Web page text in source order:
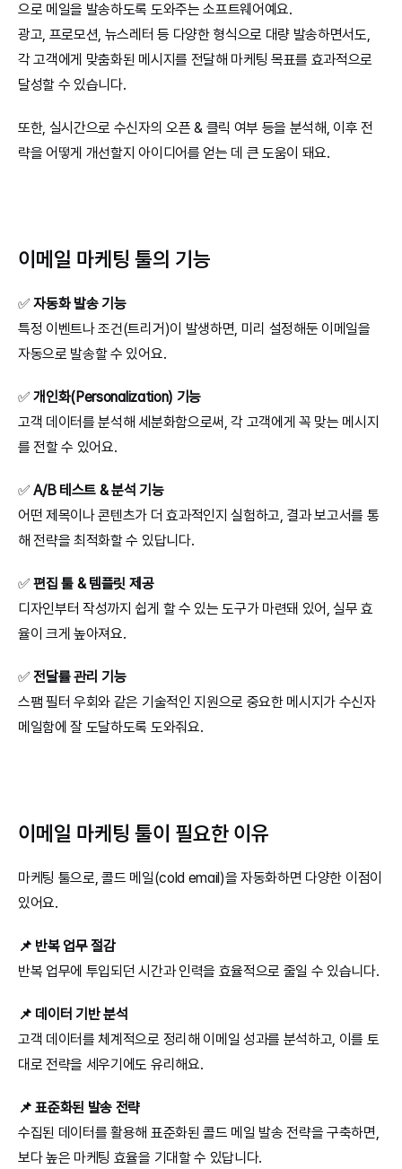
으로 메일을 발송하도록 도와주는 소프트웨어예요.
광고, 프로모션, 뉴스레터 등 다양한 형식으로 대량 발송하면서도,
각 고객에게 맞춤화된 메시지를 전달해 마케팅 목표를 효과적으로
달성할 수 있습니다.
또한, 실시간으로 수신자의 오픈 & 클릭 여부 등을 분석해, 이후 전
략을 어떻게 개선할지 아이디어를 얻는 데 큰 도움이 돼요.
이메일 마케팅 툴의 기능
✅ 자동화 발송 기능
특정 이벤트나 조건(트리거)이 발생하면, 미리 설정해둔 이메일을
자동으로 발송할 수 있어요.
✅ 개인화(Personalization) 기능
고객 데이터를 분석해 세분화함으로써, 각 고객에게 꼭 맞는 메시지
를 전할 수 있어요.
✅ A/B 테스트 & 분석 기능
어떤 제목이나 콘텐츠가 더 효과적인지 실험하고, 결과 보고서를 통
해 전략을 최적화할 수 있답니다.
✅ 편집 툴 & 템플릿 제공
디자인부터 작성까지 쉽게 할 수 있는 도구가 마련돼 있어, 실무 효
율이 크게 높아져요.
✅ 전달률 관리 기능
스팸 필터 우회와 같은 기술적인 지원으로 중요한 메시지가 수신자
메일함에 잘 도달하도록 도와줘요.
이메일 마케팅 툴이 필요한 이유
마케팅 툴으로, 콜드 메일(cold email)을 자동화하면 다양한 이점이
있어요.
📌 반복 업무 절감
반복 업무에 투입되던 시간과 인력을 효율적으로 줄일 수 있습니다.
📌 데이터 기반 분석
고객 데이터를 체계적으로 정리해 이메일 성과를 분석하고, 이를 토
대로 전략을 세우기에도 유리해요.
📌 표준화된 발송 전략
수집된 데이터를 활용해 표준화된 콜드 메일 발송 전략을 구축하면,
보다 높은 마케팅 효율을 기대할 수 있답니다.